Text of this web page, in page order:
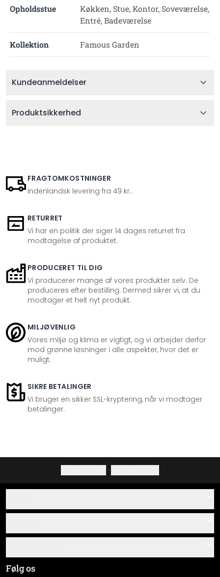
Opholdsstue
Køkken, Stue, Kontor, Soveværelse,
Entré, Badeværelse
Kollektion Famous Garden
Kundeanmeldelser
Produktsikkerhed
FRAGTOMKOSTNINGER
Indenlandsk levering fra 49 kr..
RETURRET
Vi har en politik der siger 14 dages returret fra
modtagelse af produktet.
PRODUCERET TIL DIG
Vi producerer mange af vores produkter selv. De
produceres efter bestilling. Dermed sikrer vi, at du
modtager et helt nyt produkt.
MILJØVENLIG
Vores miljø og klima er vigtigt, og vi arbejder derfor
mod grønne løsninger i alle aspekter, hvor det er
muligt.
SIKRE BETALINGER
Vi bruger en sikker SSL-kryptering, når vi modtager
betalinger.
·
Om os
Monteringsvejledninger
Materialeoversigt
Almindelige forretningsbetingelser
Følg os